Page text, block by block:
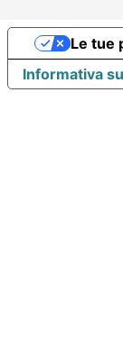
Informativa
Le tue